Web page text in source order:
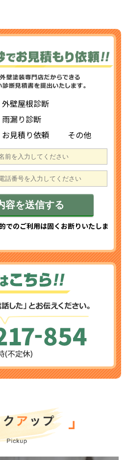
外壁屋根診断
雨漏り診断
お見積り依頼
その他
でのご利用は固くお断りいたしま